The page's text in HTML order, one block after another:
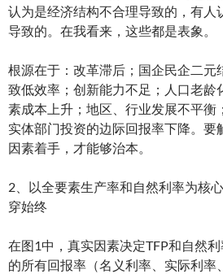
认为是经济结构不合理导致的，有人
导致的。在我看来，这些都是表象。
根源在于：改革滞后；国企民企二元
致低效率；创新能力不足；人口老龄
素成本上升；地区、行业发展不平衡
实体部门投资的边际回报率下降。要
因素着手，才能够治本。
2、以全要素生产率和自然利率为核
穿始终
在图1中，真实因素决定TFP和自然
的所有回报率（名义利率、实际利率